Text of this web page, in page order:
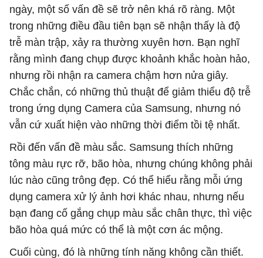
ngày, một số vấn đề sẽ trở nên khá rõ ràng. Một
trong những điều đầu tiên bạn sẽ nhận thấy là độ
trễ màn trập, xảy ra thường xuyên hơn. Bạn nghĩ
rằng mình đang chụp được khoảnh khắc hoàn hảo,
nhưng rồi nhận ra camera chậm hơn nửa giây.
Chắc chắn, có những thủ thuật để giảm thiểu độ trễ
trong ứng dụng Camera của Samsung, nhưng nó
vẫn cứ xuất hiện vào những thời điểm tồi tệ nhất.
Rồi đến vấn đề màu sắc. Samsung thích những
tông màu rực rỡ, bão hòa, nhưng chúng không phải
lúc nào cũng trông đẹp. Có thể hiểu rằng mỗi ứng
dụng camera xử lý ảnh hơi khác nhau, nhưng nếu
bạn đang cố gắng chụp màu sắc chân thực, thì việc
bão hòa quá mức có thể là một cơn ác mộng.
Cuối cùng, đó là những tính năng không cần thiết.